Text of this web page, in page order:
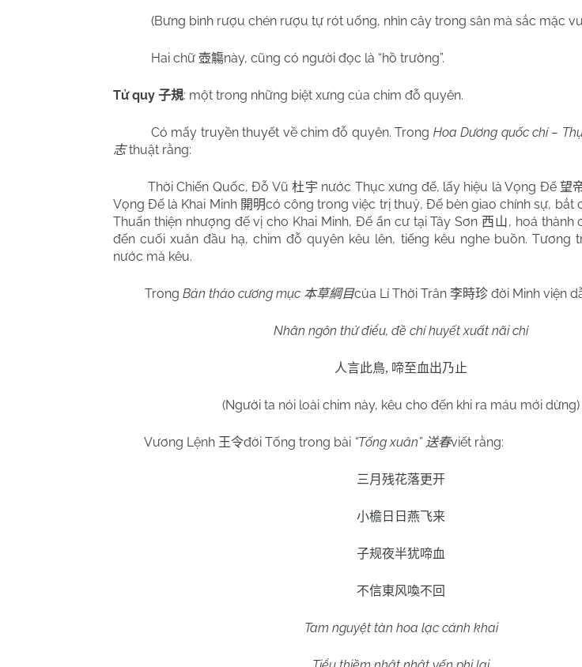
(Bưng bình rượu chén rượu tự rót uống, nhìn cây trong sân mà sắc mặc
Hai chữ 壺觴này, cũng có người đọc là “hồ trường”.
Tử quy 子規: một trong những biệt xưng của chim đỗ quyên.
Có mấy truyền thuyết về chim đỗ quyên. Trong Hoa Dương quốc chí –
志 thuật rằng:
Thời Chiến Quốc, Đỗ Vũ杜宇 nước Thục xưng đế, lấy hiệu là Vọng Đế 望
Vọng Đế là Khai Minh 開明có công trong việc trị thuỷ, Đế bèn giao chính sự, bắt
Thuấn thiện nhượng đế vị cho Khai Minh, Đế ẩn cư tại Tây Sơn 西山, hoá thành
đến cuối xuân đầu hạ, chim đỗ quyên kêu lên, tiếng kêu nghe buồn. Tương
nước mà kêu.
Trong Bản thảo cương mục 本草綱目của Lí Thời Trân 李時珍 đời Minh viện
Nhân ngôn thử điểu, đề chí huyết xuất nãi chỉ
人言此鳥, 啼至血出乃止
(Người ta nói loài chim này, kêu cho đến khi ra máu mới dừng)
Vương Lệnh 王令đời Tống trong bài “Tống xuân” 送春viết rằng:
三月残花落更开
小檐日日燕飞来
子规夜半犹啼血
不信東风喚不回
Tam nguyệt tàn hoa lạc cánh khai